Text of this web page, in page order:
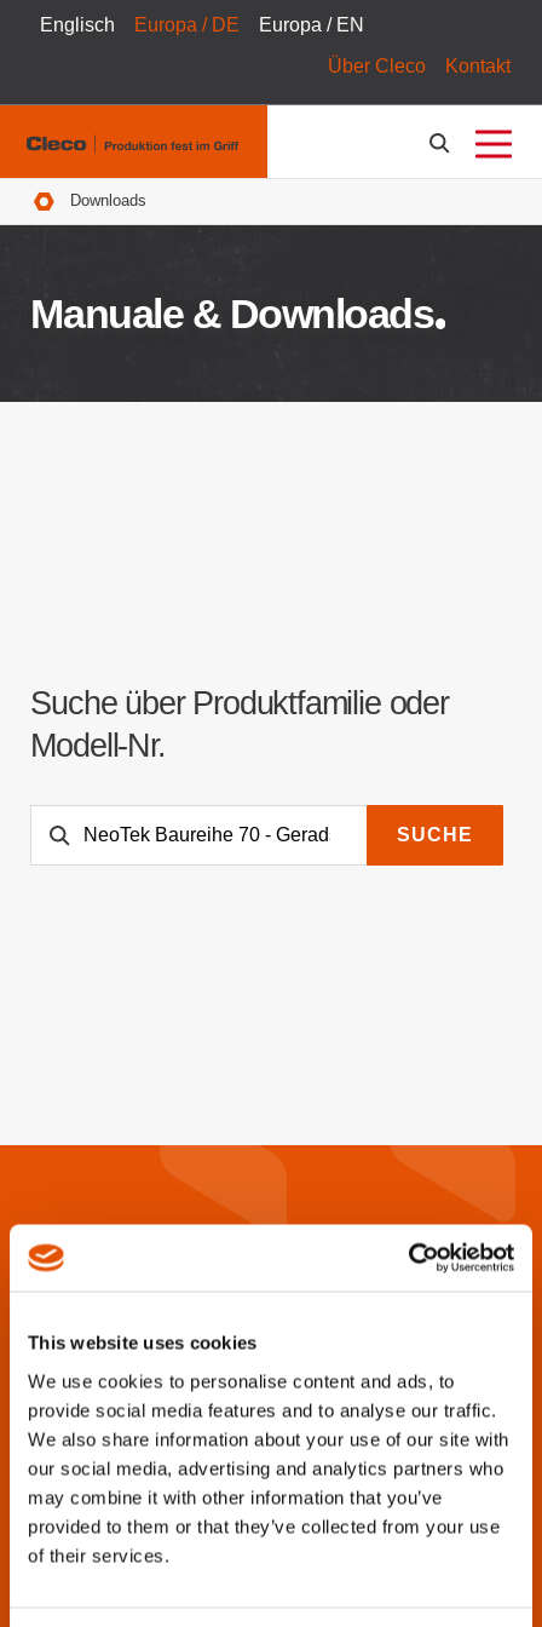
This website uses cookies
We use cookies to personalise content and ads, to
provide social media features and to analyse our traffic.
We also share information about your use of our site with
our social media, advertising and analytics partners who
may combine it with other information that you’ve
provided to them or that they’ve collected from your use
of their services.
Englisch Europa / DE
Europa / EN
Über Cleco
Kontakt
Pfadnavigation
Downloads
Manuale & Downloads
Suche über Produktfamilie oder
Modell-Nr.
SUCHE
Suchen Sie Kataloge, Broschüren,
Handbücher, Ersatzteillisten oder
sonstige Produktsupportinformationen?
Cleco Production Tools ist bestrebt, diese Unterlagen